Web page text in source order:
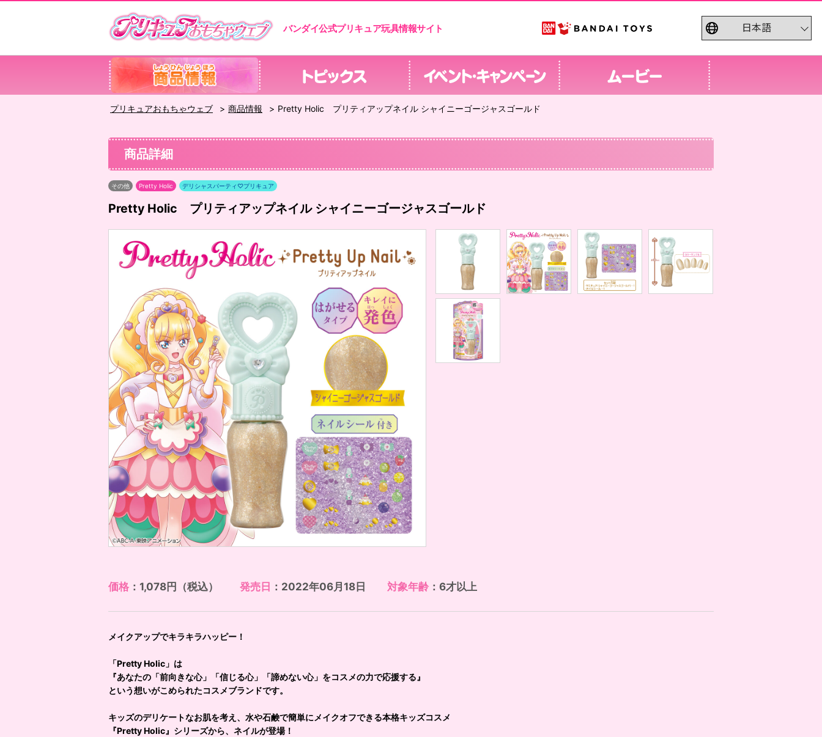
バンダイ公式プリキュア玩具情報サイト
プリキュアおもちゃウェブ 商品情報 Pretty Holic プリティアップネイル シャイニーゴージャスゴールド
商品詳細
その他 Pretty Holic デリシャスパーティ♡プリキュア
Pretty Holic プリティアップネイル シャイニーゴージャスゴールド
価格 ：1,078円（税込） 発売日 ：2022年06月18日 対象年齢 ：6才以上
メイクアップでキラキラハッピー！
「Pretty Holic」は
『あなたの「前向きな心」「信じる心」「諦めない心」をコスメの力で応援する』
という想いがこめられたコスメブランドです。
キッズのデリケートなお肌を考え、水や石鹸で簡単にメイクオフできる本格キッズコスメ
『Pretty Holic』シリーズから、ネイルが登場！